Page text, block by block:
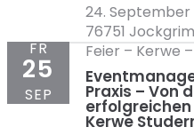
24. September
76751 Jockgrim
Praxis – Von
Kerwe
Feier – Kerwe –
FR
25
SEP